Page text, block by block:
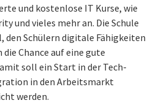
und kostenlose IT Kurse, wie
und vieles mehr an. Die Schule
den Schülern digitale Fähigkeiten
Chance auf eine gute
soll ein Start in der Tech-
in den Arbeitsmarkt
werden.